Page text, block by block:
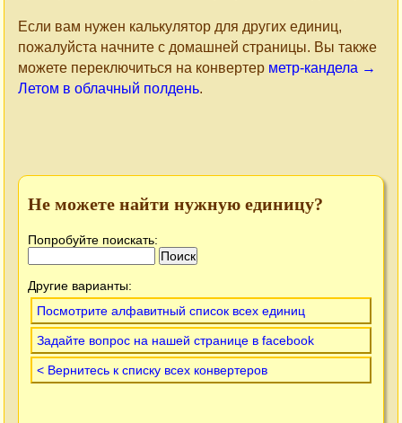
Если вам нужен калькулятор для других единиц,
пожалуйста начните с домашней страницы. Вы также
можете переключиться на конвертер метр-кандела →
Летом в облачный полдень.
Не можете найти нужную единицу?
Попробуйте поискать:
Другие варианты:
Посмотрите алфавитный список всех единиц
Задайте вопрос на нашей странице в facebook
< Вернитесь к списку всех конвертеров